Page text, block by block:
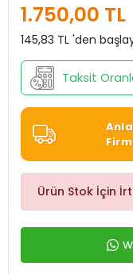
1.750,00 TL
145,83 TL 'den
Taksit
Ürün Stok İçin